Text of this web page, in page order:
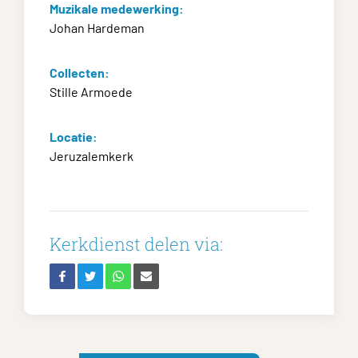
Muzikale medewerking:
Johan Hardeman
Collecten:
Stille Armoede
Locatie:
Jeruzalemkerk
Kerkdienst delen via: